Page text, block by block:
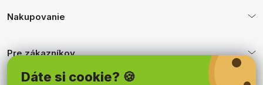
Dáte si cookie? 🍪
Nakupovanie
Pre zákazníkov